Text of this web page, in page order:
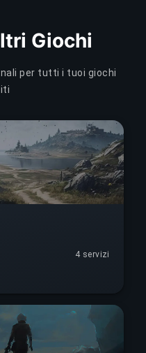
Giochi
per tutti i tuoi giochi
4 servizi